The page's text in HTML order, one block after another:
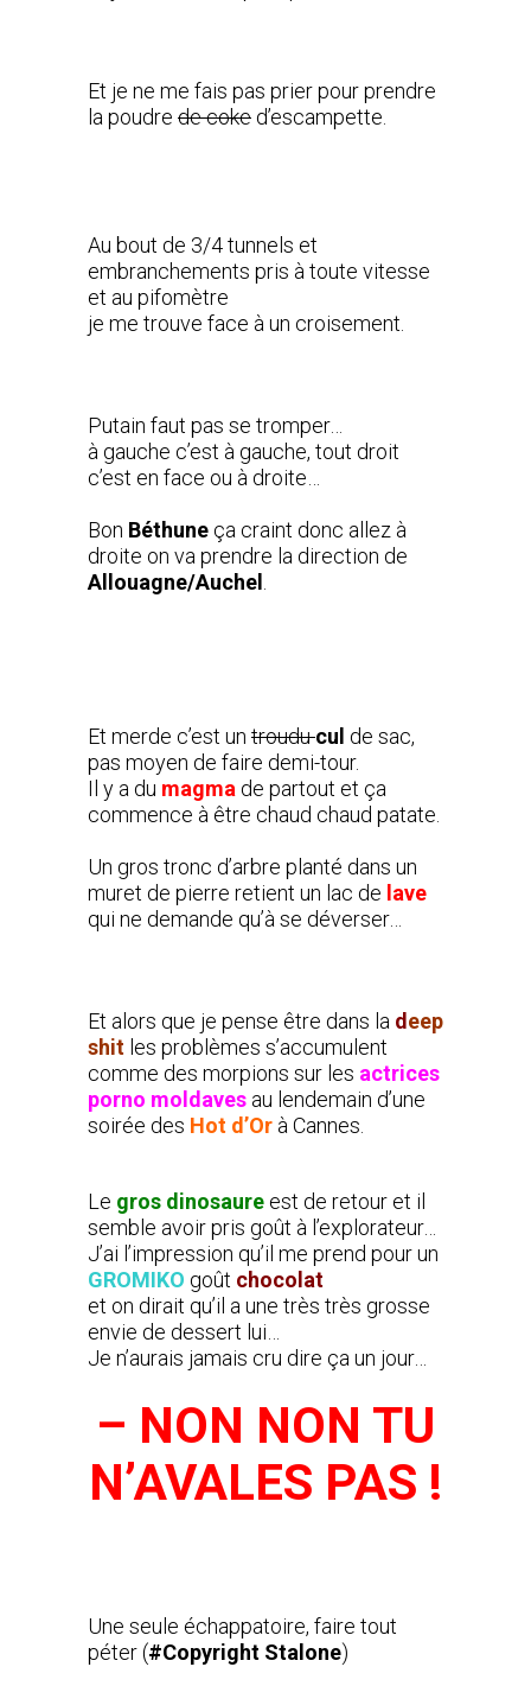
Et je ne me fais pas prier pour prendre
la poudre de coke d’escampette.
Au bout de 3/4 tunnels et
embranchements pris à toute vitesse
et au pifomètre
je me trouve face à un croisement.
Putain faut pas se tromper…
à gauche c’est à gauche, tout droit
c’est en face ou à droite…
Bon Béthune ça craint donc allez à
droite on va prendre la direction de
Allouagne/Auchel
Et merde c’est un trouducul de sac,
pas moyen de faire demi-tour.
Il y a du magma de partout et ça
commence à être chaud chaud patate.
Un gros tronc d’arbre planté dans un
muret de pierre retient un lac de lave
qui ne demande qu’à se déverser…
Et alors que je pense être dans la d eep
shit les problèmes s’accumulent
comme des morpions sur les actrices
porno moldaves au lendemain d’une
soirée des Hot d’Or à Cannes.
Le gros dinosaure est de retour et il
semble avoir pris goût à l’explorateur…
J’ai l’impression qu’il me prend pour un
GROMIKO goût chocolat
et on dirait qu’il a une très très grosse
envie de dessert lui…
Je n’aurais jamais cru dire ça un jour…
– NON NON TU
N’AVALES PAS !
Une seule échappatoire, faire tout
péter (#Copyright Stalone)